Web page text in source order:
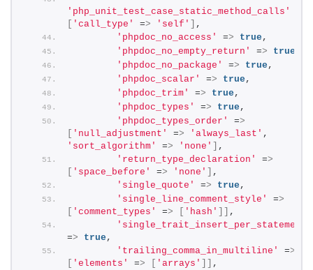
'php_unit_test_case_static_method_calls'
'call_type' => 'self'
,
'phpdoc_no_access'
=> true ,
'phpdoc_no_empty_return'
=> true
'phpdoc_no_package'
=> true ,
'phpdoc_scalar'
=> true ,
'phpdoc_trim'
=> true ,
'phpdoc_types'
=> true ,
'phpdoc_types_order'
=>
'null_adjustment' => 'always_last'
'sort_algorithm'
=> 'none'
,
'return_type_declaration'
=>
'space_before' => 'none'
,
'single_quote'
=> true ,
'single_line_comment_style'
=>
'comment_types' => 'hash'
,
'single_trait_insert_per_statement'
=> true ,
'trailing_comma_in_multiline'
=>
'elements' => 'arrays'
,